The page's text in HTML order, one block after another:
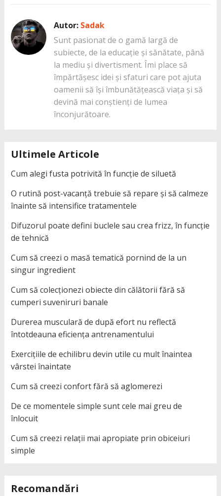
Autor: Sadak
Sunt pasionat de o gamă largă de
subiecte, de la educație și sănătate, până
la mediu și divertisment. Îmi place să
împărtășesc idei și sfaturi care pot ajuta
oamenii să își îmbunătățească viața și să
devină mai conștienți de lumea
înconjurătoare.
Ultimele Articole
Cum alegi fusta potrivită în funcție de siluetă
O rutină post-vacanță trebuie să repare și să calmeze
înainte să intensifice tratamentele
Difuzorul poate defini buclele sau crea frizz, în funcție
de tehnică
Cum să creezi o masă tematică pornind de la un
singur ingredient
Cum să colecționezi obiecte din călătorii fără să
cumperi suveniruri banale
Durerea musculară de după efort nu reflectă
întotdeauna eficiența antrenamentului
Exercițiile de echilibru devin utile cu mult înaintea
vârstei înaintate
Cum să creezi confort fără să aglomerezi
De ce momentele simple sunt cele mai greu de
înlocuit
Cum să creezi relații mai apropiate prin obiceiuri
simple
Recomandări